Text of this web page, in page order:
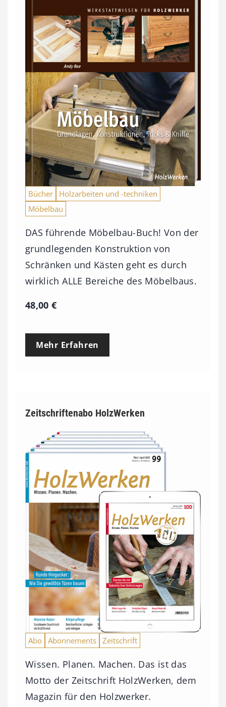
Bücher
Holzarbeiten und -techniken
Möbelbau
DAS führende Möbelbau-Buch! Von der
grundlegenden Konstruktion von
Schränken und Kästen geht es durch
wirklich ALLE Bereiche des Möbelbaus.
48,00€
Mehr Erfahren
Zeitschriftenabo HolzWerken
Abo Abonnements Zeitschrift
Wissen. Planen. Machen. Das ist das
Motto der Zeitschrift HolzWerken, dem
Magazin für den Holzwerker.